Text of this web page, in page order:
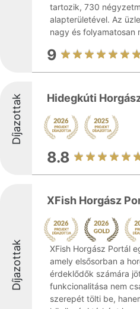
tartozik, 730
alapterületével. Az
nagy és folyamatosan
9
Díjazottak Hidegkúti
8.8
Díjazottak
XFish Horgász
XFish Horgász Portál
amely elsősorban a
érdeklődők számára
funkcionalitása nem
szerepét tölti be,